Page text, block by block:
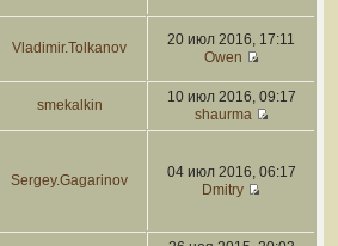
Vladimir.Tolkanov
20 июл 2016, 17:11
Owen
smekalkin
10 июл 2016, 09:17
shaurma
Sergey.Gagarinov
04 июл 2016, 06:17
Dmitry